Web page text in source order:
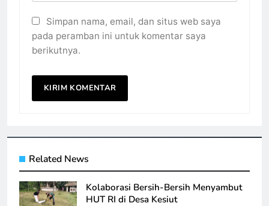
Simpan nama, email, dan situs web saya
pada peramban ini untuk komentar saya
berikutnya.
Related News
Kolaborasi Bersih-Bersih Menyambut
HUT RI di Desa Kesiut